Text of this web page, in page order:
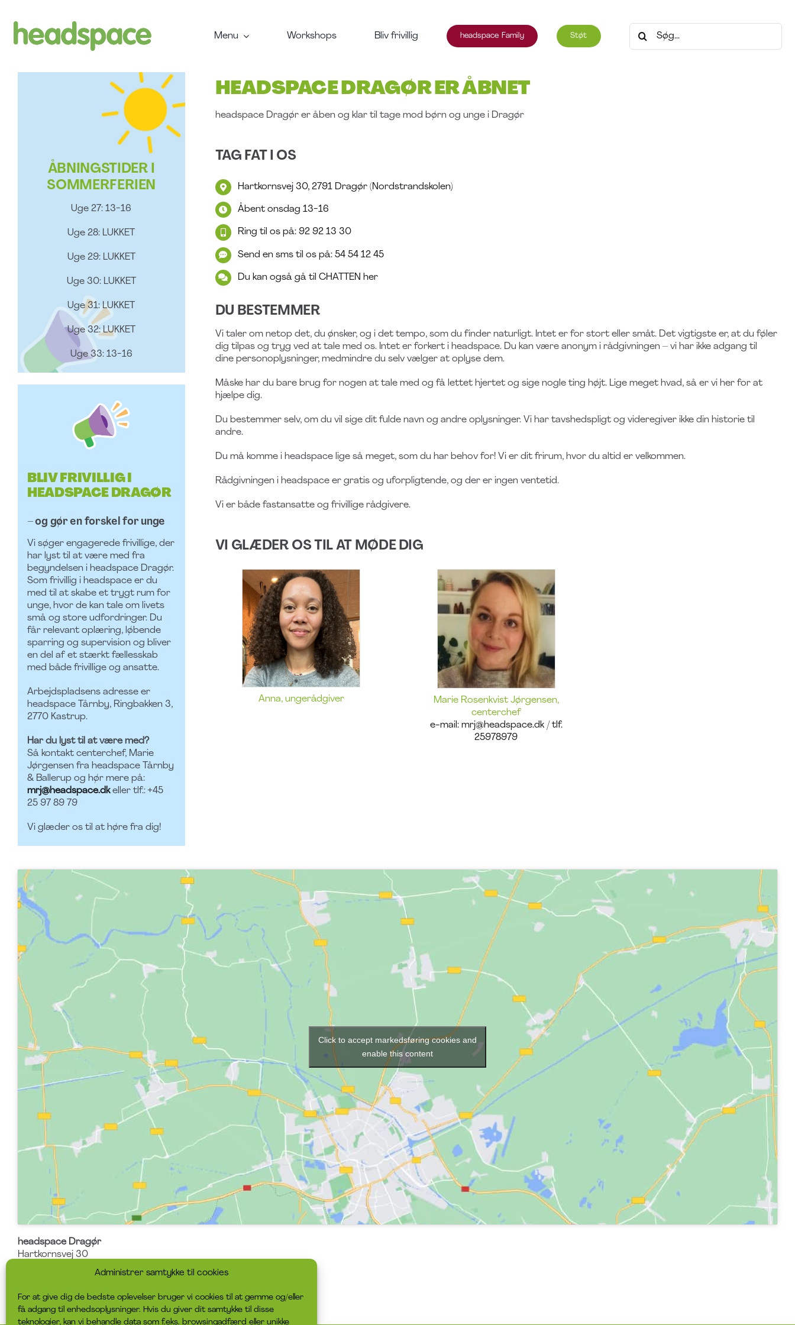
Administrer samtykke til cookies
For at give dig de bedste oplevelser bruger vi cookies til at gemme og/eller
få adgang til enhedsoplysninger. Hvis du giver dit samtykke til disse
teknologier, kan vi behandle data som f.eks. browsingadfærd eller unikke
indhold
Menu Workshops Bliv frivillig headspace Family Støt
Søg
efter:
ÅBNINGSTIDER I
SOMMERFERIEN
Uge 27: 13-16
Uge 28: LUKKET
Uge 29: LUKKET
Uge 30: LUKKET
Uge 31: LUKKET
Uge 32: LUKKET
Uge 33: 13-16
BLIV FRIVILLIG I
HEADSPACE DRAGØR
– og gør en forskel for unge
Vi søger engagerede frivillige, der
har lyst til at være med fra
begyndelsen i headspace Dragør.
Som frivillig i headspace er du
med til at skabe et trygt rum for
unge, hvor de kan tale om livets
små og store udfordringer. Du
får relevant oplæring, løbende
sparring og supervision og bliver
en del af et stærkt fællesskab
med både frivillige og ansatte.
Arbejdspladsens adresse er
headspace Tårnby, Ringbakken 3,
2770 Kastrup.
Har du lyst til at være med?
Så kontakt centerchef, Marie
Jørgensen fra headspace Tårnby
& Ballerup og hør mere på:
mrj@headspace.dkeller tlf.: +45
25 97 89 79
Vi glæder os til at høre fra dig!
HEADSPACE DRAGØR ER ÅBNET
headspace Dragør er åben og klar til tage mod børn og unge i Dragør
TAG FAT I OS
Hartkornsvej 30, 2791 Dragør (Nordstrandskolen)
Åbent onsdag 13-16
Ring til os på:92 92 13 30
Send en sms til os på:54 54 12 45
Du kan også gå tilCHATTEN her
DU BESTEMMER
Vi taler om netop det, du ønsker, og i det tempo, som du finder naturligt. Intet er for stort eller småt. Det vigtigste er, at du føler
dig tilpas og tryg ved at tale med os. Intet er forkert i headspace. Du kan være anonym i rådgivningen – vi har ikke adgang til
dine personoplysninger, medmindre du selv vælger at oplyse dem.
Måske har du bare brug for nogen at tale med og få lettet hjertet og sige nogle ting højt. Lige meget hvad, så er vi her for at
hjælpe dig.
Du bestemmer selv, om du vil sige dit fulde navn og andre oplysninger. Vi har tavshedspligt og videregiver ikke din historie til
andre.
Du må komme i headspace lige så meget, som du har behov for! Vi er dit frirum, hvor du altid er velkommen.
Rådgivningen i headspace er gratis og uforpligtende, og der er ingen ventetid.
Vi er både fastansatte og frivillige rådgivere.
VI GLÆDER OS TIL AT MØDE DIG
Anna, ungerådgiver
Marie Rosenkvist Jørgensen,
centerchef
e-mail: mrj@headspace.dk / tlf.
25978979
Click to accept markedsføring cookies and
enable this content
headspace Dragør
Hartkornsvej 30